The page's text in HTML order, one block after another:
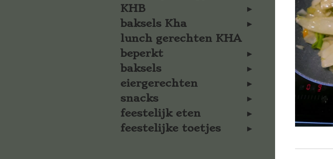
KHB
baksels Kha
lunch gerechten KHA
beperkt
baksels
eiergerechten
snacks
feestelijk eten
feestelijke toetjes